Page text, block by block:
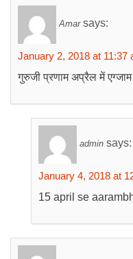
Amar says:
January 2, 2018 at 11:37
गुरुजी प्रणाम अप्रैल में
admin says:
January 4, 2018 at
15 april se